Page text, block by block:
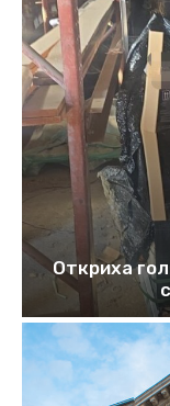
Откриха